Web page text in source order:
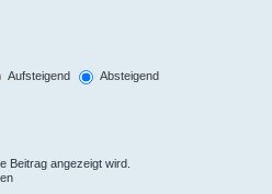
Aufsteigend
Absteigend
Beitrag angezeigt wird.